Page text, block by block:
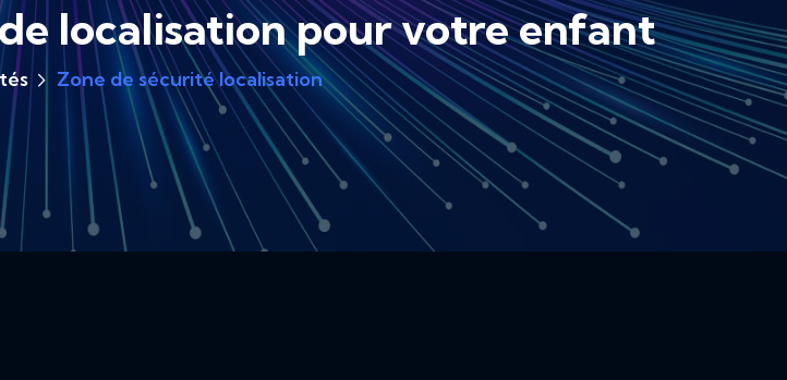
localisation pour votre enfant
Zone de sécurité localisation